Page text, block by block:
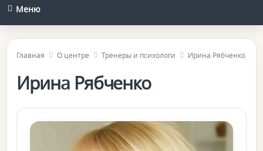
Меню
Главная О центре Тренеры и психологи Ирина Рябченко
Ирина Рябченко